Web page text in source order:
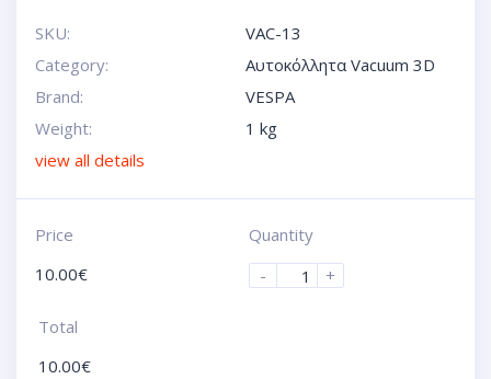
SKU:
VAC-13
Category:
Αυτοκόλλητα Vacuum 3D
Brand:
VESPA
Weight:
1 kg
view all details
Price
10.00€
Quantity
-
+
Total
10.00€